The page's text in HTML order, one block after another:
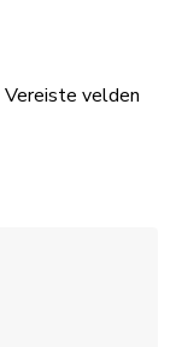
Vereiste velden